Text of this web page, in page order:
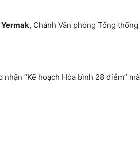
, Chánh Văn phòng Tổng
“Kế hoạch Hòa bình 28 điểm”